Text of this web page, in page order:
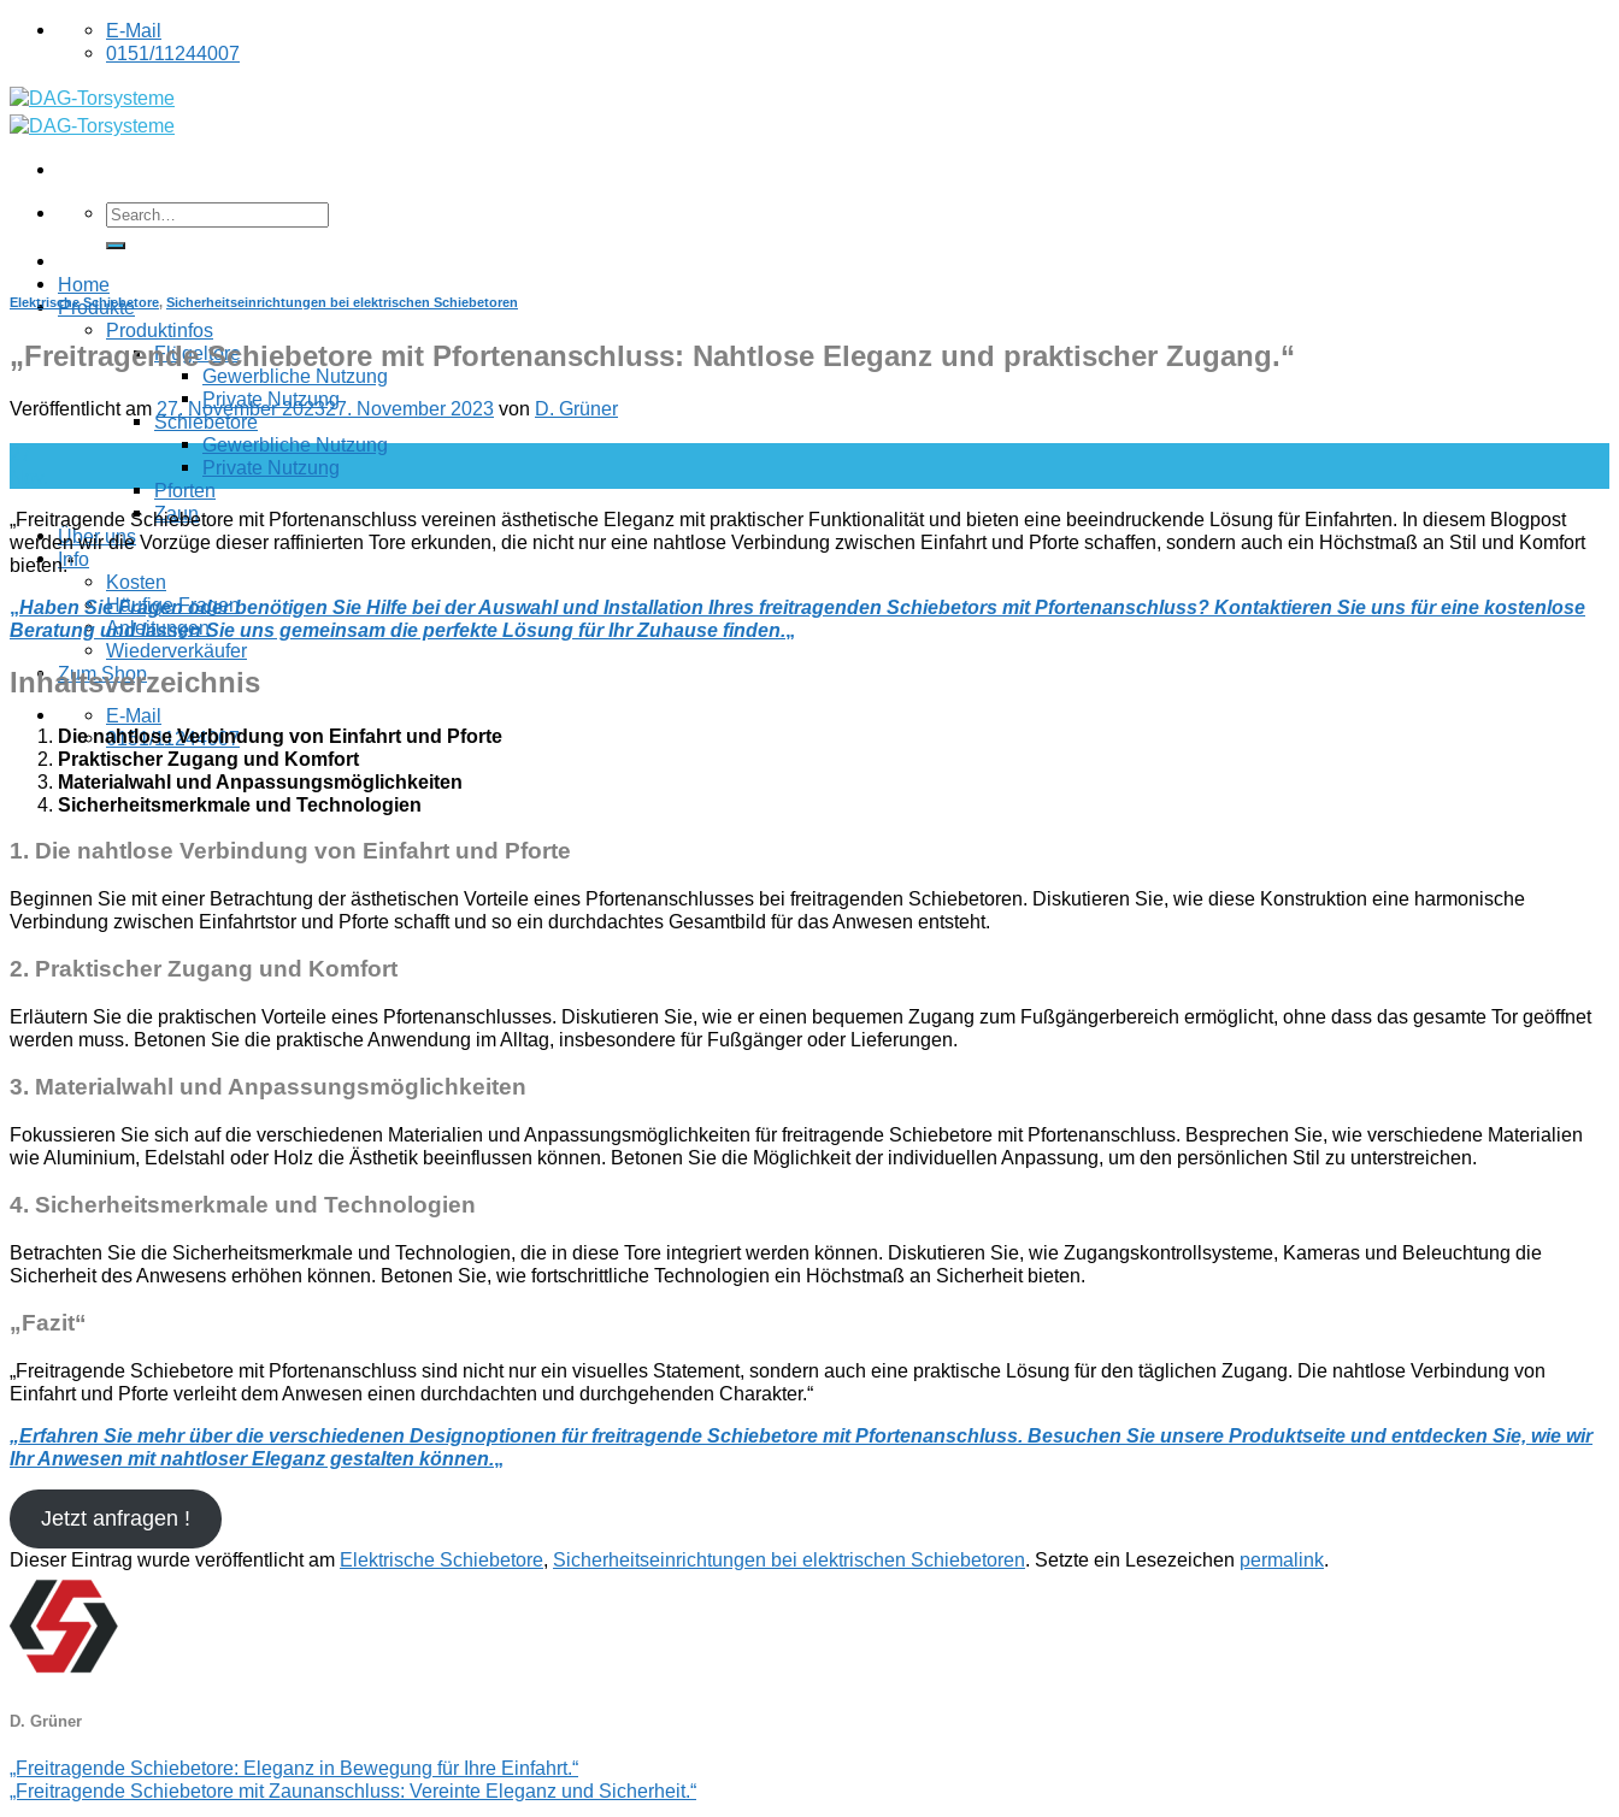
Skip
E-Mail
0151/11244007
Home
Produkte
Produktinfos
Flügeltore
Gewerbliche Nutzung
Private Nutzung
Schiebetore
Gewerbliche Nutzung
Private Nutzung
Pforten
Zaun
Über uns
Info
Kosten
Häufige Fragen
Anleitungen
Wiederverkäufer
Zum Shop
E-Mail
0151/11244007
Elektrische Schiebetore, Sicherheitseinrichtungen bei elektrischen Schiebetoren
„Freitragende Schiebetore mit Pfortenanschluss: Nahtlose Eleganz und praktischer Zugang.“
Veröffentlicht am 27. November 202327. November 2023 von D. Grüner
„Freitragende Schiebetore mit Pfortenanschluss vereinen ästhetische Eleganz mit praktischer Funktionalität und bieten eine beeindruckende Lösung für Einfahrten. In diesem Blogpost
werden wir die Vorzüge dieser raffinierten Tore erkunden, die nicht nur eine nahtlose Verbindung zwischen Einfahrt und Pforte schaffen, sondern auch ein Höchstmaß an Stil und Komfort
bieten.“
„Haben Sie Fragen oder benötigen Sie Hilfe bei der Auswahl und Installation Ihres freitragenden Schiebetors mit Pfortenanschluss? Kontaktieren Sie uns für eine kostenlose
Beratung und lassen Sie uns gemeinsam die perfekte Lösung für Ihr Zuhause finden.„
Inhaltsverzeichnis
Die nahtlose Verbindung von Einfahrt und Pforte
Praktischer Zugang und Komfort
Materialwahl und Anpassungsmöglichkeiten
Sicherheitsmerkmale und Technologien
1. Die nahtlose Verbindung von Einfahrt und Pforte
Beginnen Sie mit einer Betrachtung der ästhetischen Vorteile eines Pfortenanschlusses bei freitragenden Schiebetoren. Diskutieren Sie, wie diese Konstruktion eine harmonische
Verbindung zwischen Einfahrtstor und Pforte schafft und so ein durchdachtes Gesamtbild für das Anwesen entsteht.
2. Praktischer Zugang und Komfort
Erläutern Sie die praktischen Vorteile eines Pfortenanschlusses. Diskutieren Sie, wie er einen bequemen Zugang zum Fußgängerbereich ermöglicht, ohne dass das gesamte Tor geöffnet
werden muss. Betonen Sie die praktische Anwendung im Alltag, insbesondere für Fußgänger oder Lieferungen.
3. Materialwahl und Anpassungsmöglichkeiten
Fokussieren Sie sich auf die verschiedenen Materialien und Anpassungsmöglichkeiten für freitragende Schiebetore mit Pfortenanschluss. Besprechen Sie, wie verschiedene Materialien
wie Aluminium, Edelstahl oder Holz die Ästhetik beeinflussen können. Betonen Sie die Möglichkeit der individuellen Anpassung, um den persönlichen Stil zu unterstreichen.
4. Sicherheitsmerkmale und Technologien
Betrachten Sie die Sicherheitsmerkmale und Technologien, die in diese Tore integriert werden können. Diskutieren Sie, wie Zugangskontrollsysteme, Kameras und Beleuchtung die
Sicherheit des Anwesens erhöhen können. Betonen Sie, wie fortschrittliche Technologien ein Höchstmaß an Sicherheit bieten.
„Fazit“
„Freitragende Schiebetore mit Pfortenanschluss sind nicht nur ein visuelles Statement, sondern auch eine praktische Lösung für den täglichen Zugang. Die nahtlose Verbindung von
Einfahrt und Pforte verleiht dem Anwesen einen durchdachten und durchgehenden Charakter.“
„Erfahren Sie mehr über die verschiedenen Designoptionen für freitragende Schiebetore mit Pfortenanschluss. Besuchen Sie unsere Produktseite und entdecken Sie, wie wir
Ihr Anwesen mit nahtloser Eleganz gestalten können.„
Jetzt anfragen !
Dieser Eintrag wurde veröffentlicht am Elektrische Schiebetore, Sicherheitseinrichtungen bei elektrischen Schiebetoren. Setzte ein Lesezeichen permalink.
D. Grüner
„Freitragende Schiebetore: Eleganz in Bewegung für Ihre Einfahrt.“
„Freitragende Schiebetore mit Zaunanschluss: Vereinte Eleganz und Sicherheit.“